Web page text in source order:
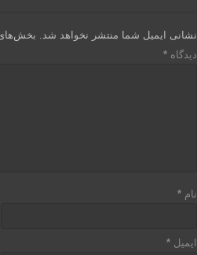
نشانی ایمیل شما منتشر نخواهد شد. بخش‌های
دیدگاه*
نام*
ایمیل*